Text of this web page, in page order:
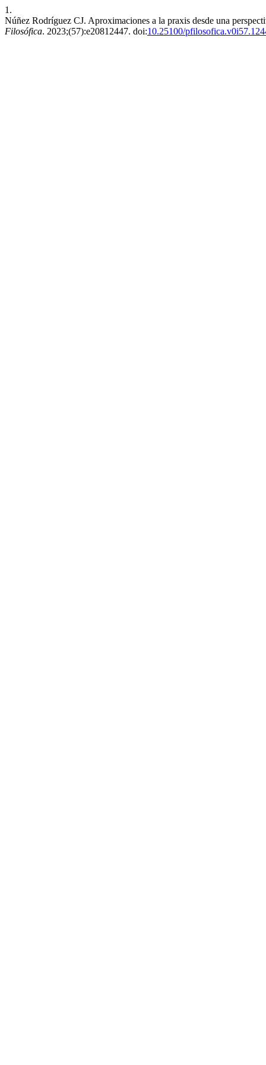
1.
Núñez Rodríguez CJ. Aproximaciones a la praxis desde una
Filosófica. 2023;(57):e20812447. doi:10.25100/